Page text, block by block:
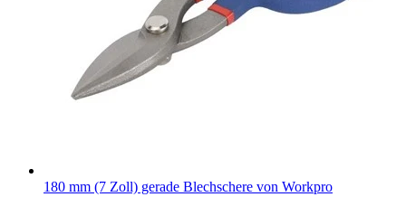
180 mm (7 Zoll) gerade Blechschere von Workpro